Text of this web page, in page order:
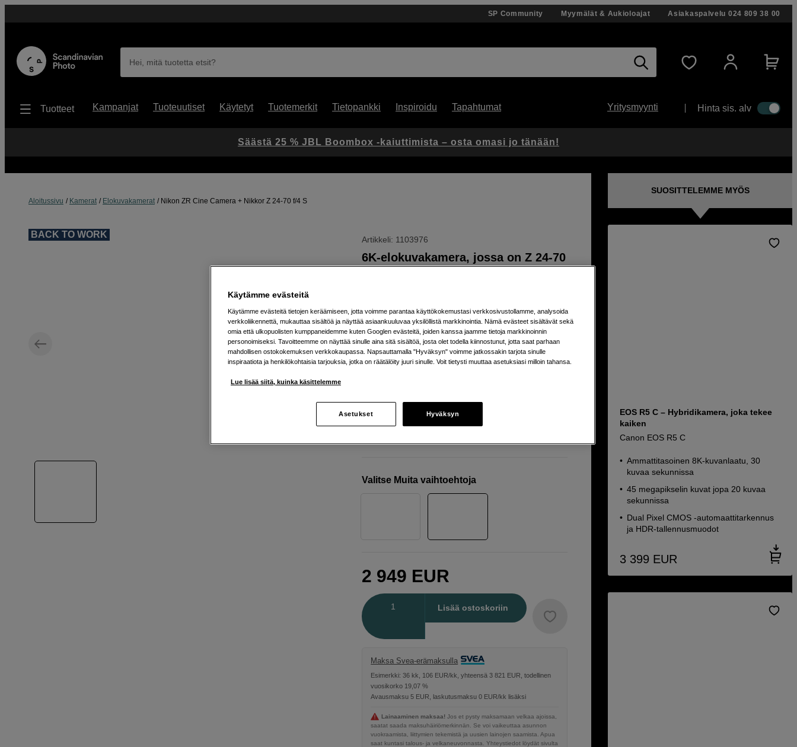
SP Community Myymälät & Aukioloajat Asiakaspalvelu 024 809 38 00
Hei, mitä tuotetta etsit?
Tuotteet Kampanjat Tuoteuutiset Käytetyt Tuotemerkit Tietopankki Inspiroidu Tapahtumat Yritysmyynti Hinta sis. alv
Aloitussivu Kamerat Elokuvakamerat Nikon ZR Cine Camera + Nikkor Z 24-70 f/4 S
BACK TO WORK Artikkeli: 1103976
6K-elokuvakamera, jossa on Z 24-70
Verkkokauppa : Varastossa
Helsingin myymälä: Varastotilanne
Dual Base ISO 800/6400
Valitse Muita vaihtoehtoja
2 949 EUR
Lisää ostoskoriin
Maksa Svea-erämaksulla
Esimerkki: 36 kk, 106 EUR/kk, yhteensä 3 821 EUR, todellinen
vuosikorko 19,07 %
Avausmaksu 5 EUR, laskutusmaksu 0 EUR/kk lisäksi
Lainaaminen maksaa! Jos et pysty maksamaan velkaa ajoissa,
saatat saada maksuhäiriömerkinnän. Se voi vaikeuttaa asunnon
vuokraamista, liittymien tekemistä ja uusien lainojen saamista. Apua
saat kuntasi talous- ja velkaneuvonnasta. Yhteystiedot löydät sivulta
SUOSITTELEMME MYÖS
EOS R5 C – Hybridikamera, joka tekee
kaiken
Canon EOS R5 C
Ammattitasoinen 8K-kuvanlaatu, 30
kuvaa sekunnissa
45 megapikselin kuvat jopa 20 kuvaa
sekunnissa
Dual Pixel CMOS -automaattitarkennus
ja HDR-tallennusmuodot
3 399 EUR
Säästä 25 % JBL Boombox -kaiuttimista – osta omasi jo tänään!
Käytämme evästeitä
Käytämme evästeitä tietojen keräämiseen, jotta voimme parantaa käyttökokemustasi verkkosivustollamme, analysoida
verkkoliikennettä, mukauttaa sisältöä ja näyttää asiaankuuluvaa yksilöllistä markkinointia. Nämä evästeet sisältävät sekä
omia että ulkopuolisten kumppaneidemme kuten Googlen evästeitä, joiden kanssa jaamme tietoja markkinoinnin
personoimiseksi. Tavoitteemme on näyttää sinulle aina sitä sisältöä, josta olet todella kiinnostunut, jotta saat parhaan
mahdollisen ostokokemuksen verkkokaupassa. Napsauttamalla "Hyväksyn" voimme jatkossakin tarjota sinulle
inspiraatiota ja henkilökohtaisia tarjouksia, jotka on räätälöity juuri sinulle. Voit tietysti muuttaa asetuksiasi milloin tahansa.
Lue lisää siitä, kuinka käsittelemme
Asetukset Hyväksyn